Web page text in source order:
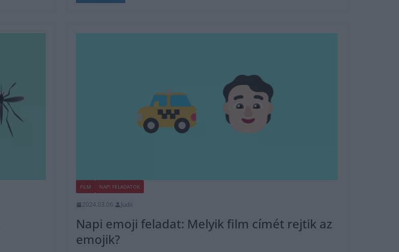
FILM NAPI FELADATOK
2024.03.06. Judit
Napi emoji feladat: Melyik film címét rejtik az
emojik?